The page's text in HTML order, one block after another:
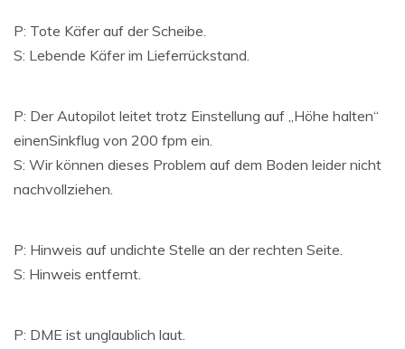
P: Tote Käfer auf der Scheibe.
S: Lebende Käfer im Lieferrückstand.
P: Der Autopilot leitet trotz Einstellung auf „Höhe halten“
einenSinkflug von 200 fpm ein.
S: Wir können dieses Problem auf dem Boden leider nicht
nachvollziehen.
P: Hinweis auf undichte Stelle an der rechten Seite.
S: Hinweis entfernt.
P: DME ist unglaublich laut.